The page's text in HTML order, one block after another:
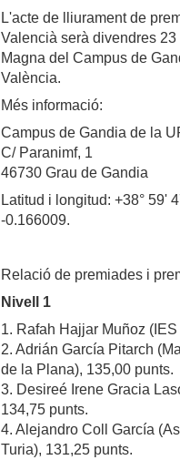
L'acte de lliurament de
Valencià serà divendres
Magna del Campus de
València.
Més informació:
Campus de Gandia de la
C/ Paranimf, 1
46730 Grau de Gandia
Latitud i longitud: +38° 59'
-0.166009.
Relació de premiades i
Nivell 1
1. Rafah Hajjar Muñoz
2. Adrián García Pitarch
de la Plana), 135,00 punts.
3. Desireé Irene Gracia
134,75 punts.
4. Alejandro Coll García
Turia), 131,25 punts.